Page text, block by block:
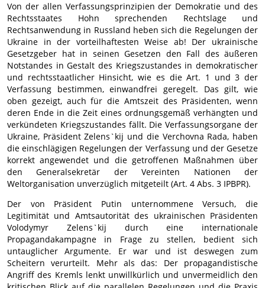
Von der allen Verfassungsprinzipien der Demokratie und des
Rechtsstaates Hohn sprechenden Rechtslage und
Rechtsanwendung in Russland heben sich die Regelungen der
Ukraine in der vorteilhaftesten Weise ab! Der ukrainische
Gesetzgeber hat in seinen Gesetzen den Fall des äußeren
Notstandes in Gestalt des Kriegszustandes in demokratischer
und rechtsstaatlicher Hinsicht, wie es die Art. 1 und 3 der
Verfassung bestimmen, einwandfrei geregelt. Das gilt, wie
oben gezeigt, auch für die Amtszeit des Präsidenten, wenn
deren Ende in die Zeit eines ordnungsgemäß verhängten und
verkündeten Kriegszustandes fällt. Die Verfassungsorgane der
Ukraine, Präsident Zelens`kij und die Verchovna Rada, haben
die einschlägigen Regelungen der Verfassung und der Gesetze
korrekt angewendet und die getroffenen Maßnahmen über
den Generalsekretär der Vereinten Nationen der
Weltorganisation unverzüglich mitgeteilt (Art. 4 Abs. 3 IPBPR).
Der von Präsident Putin unternommene Versuch, die
Legitimität und Amtsautorität des ukrainischen Präsidenten
Volodymyr Zelens`kij durch eine internationale
Propagandakampagne in Frage zu stellen, bedient sich
untauglicher Argumente. Er war und ist deswegen zum
Scheitern verurteilt. Mehr als das: Der propagandistische
Angriff des Kremls lenkt unwillkürlich und unvermeidlich den